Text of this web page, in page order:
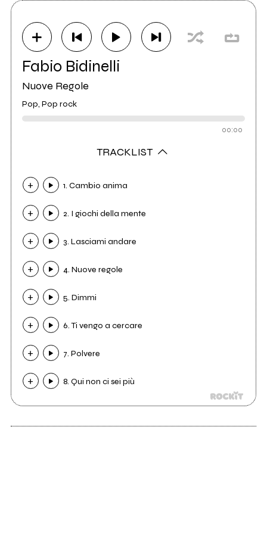
Fabio Bidinelli
Nuove Regole
Pop, Pop rock
00:00
TRACKLIST
1. Cambio anima
2. I giochi della mente
3. Lasciami andare
4. Nuove regole
5. Dimmi
6. Ti vengo a cercare
7. Polvere
8. Qui non ci sei più